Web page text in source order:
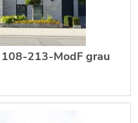
213-ModF grau